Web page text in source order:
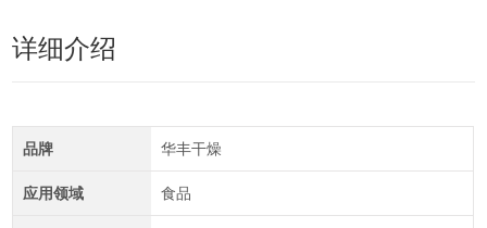
详细介绍
品牌 华丰干燥
应用领域 食品